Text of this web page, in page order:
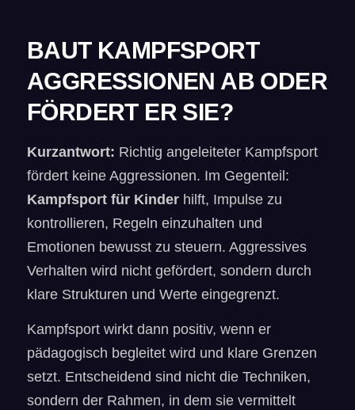
BAUT KAMPFSPORT
AGGRESSIONEN AB ODER
FÖRDERT ER SIE?
Kurzantwort: Richtig angeleiteter Kampfsport
fördert keine Aggressionen. Im Gegenteil:
Kampfsport für Kinder hilft, Impulse zu
kontrollieren, Regeln einzuhalten und
Emotionen bewusst zu steuern. Aggressives
Verhalten wird nicht gefördert, sondern durch
klare Strukturen und Werte eingegrenzt.
Kampfsport wirkt dann positiv, wenn er
pädagogisch begleitet wird und klare Grenzen
setzt. Entscheidend sind nicht die Techniken,
sondern der Rahmen, in dem sie vermittelt